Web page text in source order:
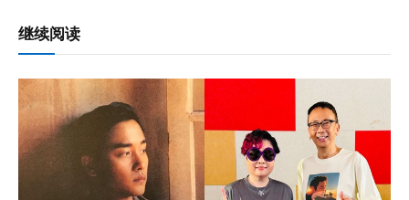
继续阅读